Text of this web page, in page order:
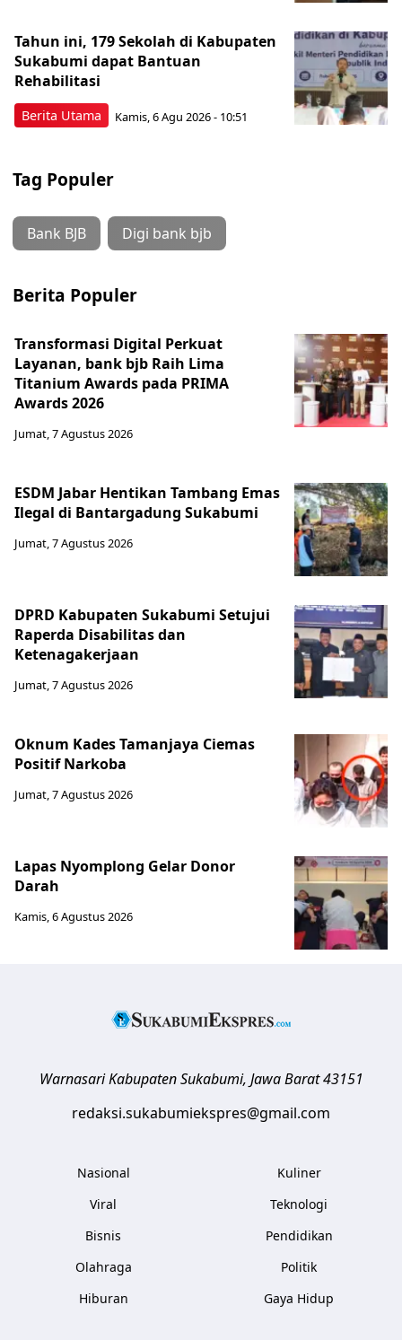
Berita Utama
Tahun ini, 179 Sekolah di Kabupaten
Sukabumi dapat Bantuan
Rehabilitasi
Kamis, 6 Agu 2026 - 10:51
Tag Populer
Bank BJB Digi bank bjb
Berita Populer
Transformasi Digital Perkuat
Layanan, bank bjb Raih Lima
Titanium Awards pada PRIMA
Awards 2026
Jumat, 7 Agustus 2026
ESDM Jabar Hentikan Tambang Emas
Ilegal di Bantargadung Sukabumi
Jumat, 7 Agustus 2026
DPRD Kabupaten Sukabumi Setujui
Raperda Disabilitas dan
Ketenagakerjaan
Jumat, 7 Agustus 2026
Oknum Kades Tamanjaya Ciemas
Positif Narkoba
Jumat, 7 Agustus 2026
Lapas Nyomplong Gelar Donor
Darah
Kamis, 6 Agustus 2026
Warnasari Kabupaten Sukabumi, Jawa Barat 43151
redaksi.sukabumiekspres@gmail.com
Nasional
Viral
Bisnis
Olahraga
Hiburan
Kuliner
Teknologi
Pendidikan
Politik
Gaya Hidup